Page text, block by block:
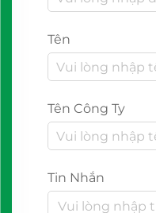
Tên
Tên Công Ty
Tin Nhắn